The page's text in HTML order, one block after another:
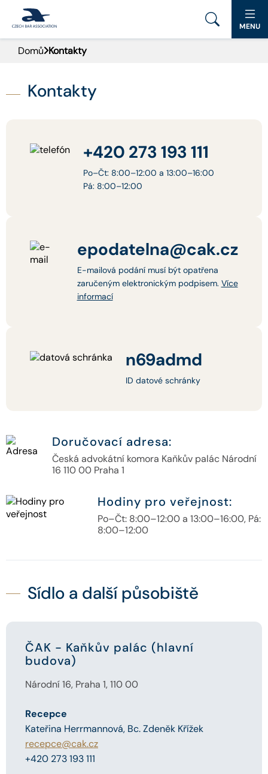
PORTÁL ČAK
KONTAKT
MENU
Domů Kontakty
Kontakty
+420 273 193 111
Po–Čt: 8:00–12:00 a 13:00–16:00
Pá: 8:00–12:00
epodatelna@cak.cz
E-mailová podání musí být opatřena
zaručeným elektronickým podpisem. Více
informací
n69admd
ID datové schránky
Doručovací adresa:
Česká advokátní komora Kaňkův palác Národní
16 110 00 Praha 1
Hodiny pro veřejnost:
Po–Čt: 8:00–12:00 a 13:00–16:00, Pá:
8:00–12:00
Sídlo a další působiště
ČAK - Kaňkův palác (hlavní
budova)
Národní 16, Praha 1, 110 00
Recepce
Kateřina Herrmannová, Bc. Zdeněk Křížek
recepce@cak.cz
+420 273 193 111